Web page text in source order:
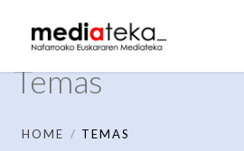
Temas
HOME TEMAS